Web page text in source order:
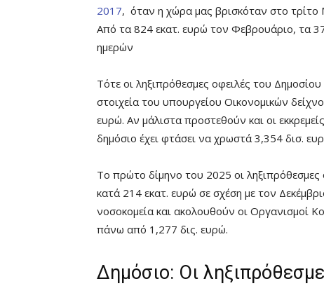
2017, όταν η χώρα μας βρισκόταν στο τρίτο
Από τα 824 εκατ. ευρώ τον Φεβρουάριο, τα
ημερών
Τότε οι ληξιπρόθεσμες οφειλές του
στοιχεία του υπουργείου Οικονομικών
ευρώ. Αν μάλιστα προστεθούν και οι
δημόσιο έχει φτάσει να χρωστά 3,354 δισ.
Το πρώτο δίμηνο του 2025 οι
κατά 214 εκατ. ευρώ σε σχέση με τον
νοσοκομεία και ακολουθούν οι Οργανισμοί
πάνω από 1,277 δις. ευρώ.
Δημόσιο: Οι